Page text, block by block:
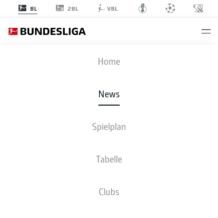
BL 2BL VBL
Home
News
Spielplan
Tabelle
Clubs
Christopher Neundorf/Kirchner-Media/pool/Christopher Neundorf/Kirchner-